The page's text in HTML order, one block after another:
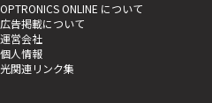
OPTRONICS ONLINE について
広告掲載について
運営会社
個人情報
光関連リンク集